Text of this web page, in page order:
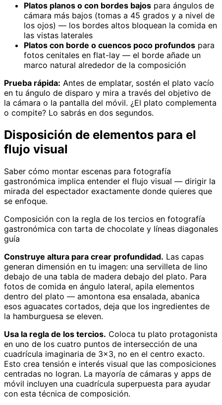
Platos planos o con bordes bajos para ángulos de
cámara más bajos (tomas a 45 grados y a nivel de
los ojos) — los bordes altos bloquean la comida en
las vistas laterales
Platos con borde o cuencos poco profundos para
fotos cenitales en flat-lay — el borde añade un
marco natural alrededor de la composición
Prueba rápida: Antes de emplatar, sostén el plato vacío
en tu ángulo de disparo y mira a través del objetivo de
la cámara o la pantalla del móvil. ¿El plato complementa
o compite? Lo sabrás en dos segundos.
Disposición de elementos para el
flujo visual
Saber cómo montar escenas para fotografía
gastronómica implica entender el flujo visual — dirigir la
mirada del espectador exactamente donde quieres que
se enfoque.
Composición con la regla de los tercios en fotografía
gastronómica con tarta de chocolate y líneas diagonales
guía
Construye altura para crear profundidad. Las capas
generan dimensión en tu imagen: una servilleta de lino
debajo de una tabla de madera debajo del plato. Para
fotos de comida en ángulo lateral, apila elementos
dentro del plato — amontona esa ensalada, abanica
esos aguacates cortados, deja que los ingredientes de
la hamburguesa se eleven.
Usa la regla de los tercios. Coloca tu plato protagonista
en uno de los cuatro puntos de intersección de una
cuadrícula imaginaria de 3×3, no en el centro exacto.
Esto crea tensión e interés visual que las composiciones
centradas no logran. La mayoría de cámaras y apps de
móvil incluyen una cuadrícula superpuesta para ayudar
con esta técnica de composición.